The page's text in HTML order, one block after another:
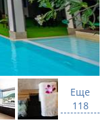
Еще
118